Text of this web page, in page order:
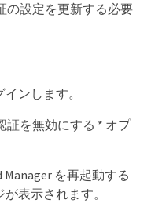
の設定を更新する必要
ンします。
証を無効にする * オプ
Manager を再起動する
表示されます。